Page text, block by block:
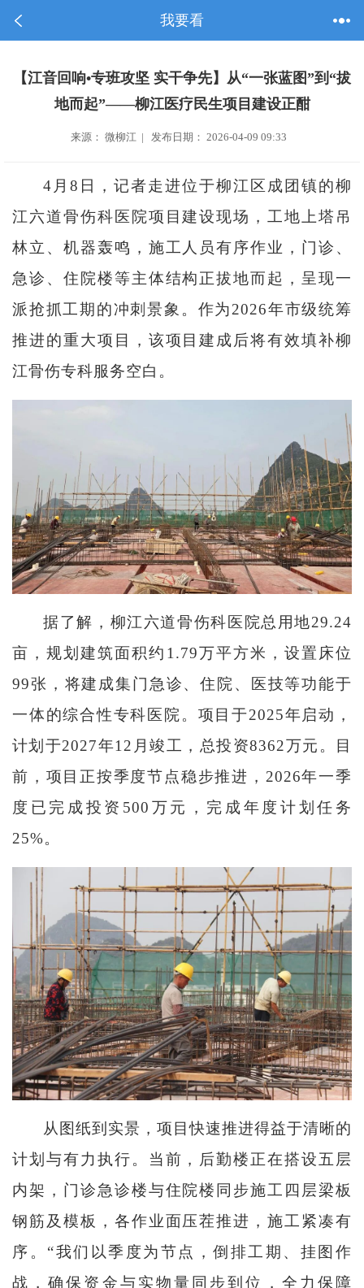
我要看
【江音回响•专班攻坚 实干争先】从“一张蓝图”到“拔
地而起”——柳江医疗民生项目建设正酣
来源： 微柳江 | 发布日期： 2026-04-09 09:33
4月8日，记者走进位于柳江区成团镇的柳
江六道骨伤科医院项目建设现场，工地上塔吊
林立、机器轰鸣，施工人员有序作业，门诊、
急诊、住院楼等主体结构正拔地而起，呈现一
派抢抓工期的冲刺景象。作为2026年市级统筹
推进的重大项目，该项目建成后将有效填补柳
江骨伤专科服务空白。
据了解，柳江六道骨伤科医院总用地29.24
亩，规划建筑面积约1.79万平方米，设置床位
99张，将建成集门急诊、住院、医技等功能于
一体的综合性专科医院。项目于2025年启动，
计划于2027年12月竣工，总投资8362万元。目
前，项目正按季度节点稳步推进，2026年一季
度已完成投资500万元，完成年度计划任务
25%。
从图纸到实景，项目快速推进得益于清晰的
计划与有力执行。当前，后勤楼正在搭设五层
内架，门诊急诊楼与住院楼同步施工四层梁板
钢筋及模板，各作业面压茬推进，施工紧凑有
序。“我们以季度为节点，倒排工期、挂图作
战，确保资金与实物量同步到位，全力保障